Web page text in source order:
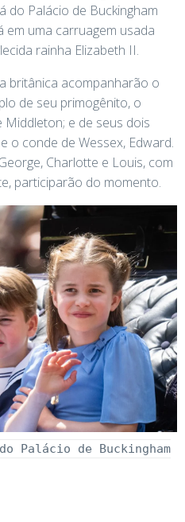
do Palácio de Buckingham
em uma carruagem usada
rainha Elizabeth II.
britânica acompanharão o
de seu primogênito, o
Middleton; e de seus dois
o conde de Wessex, Edward.
Charlotte e Louis, com
participarão do momento.
Palácio de Buckingham